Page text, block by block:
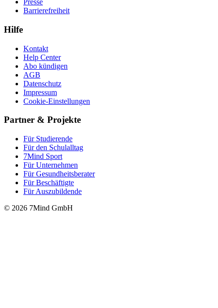
Presse
Barrierefreiheit
Hilfe
Kontakt
Help Center
Abo kündigen
AGB
Datenschutz
Impressum
Cookie-Einstellungen
Partner & Projekte
Für Stu­die­rende
Für den Schulalltag
7Mind Sport
Für Unter­neh­men
Für Gesund­heits­be­ra­ter
Für Beschäftigte
Für Auszubildende
© 2026 7Mind GmbH